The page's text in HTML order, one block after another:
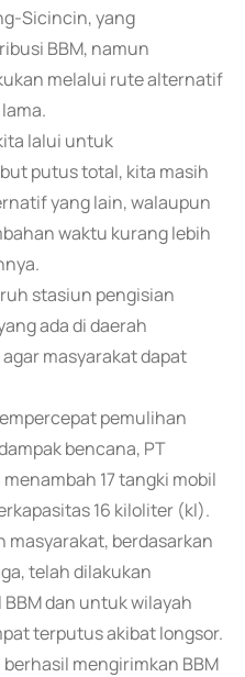
Sicincin, yang
BBM, namun
melalui rute alternatif
lalui untuk
putus total, kita masih
yang lain, walaupun
waktu kurang lebih
stasiun pengisian
ada di daerah
masyarakat dapat
pemulihan
bencana, PT
17 tangki mobil
16 kiloliter (kl).
berdasarkan
telah dilakukan
dan untuk wilayah
terputus akibat longsor.
mengirimkan BBM